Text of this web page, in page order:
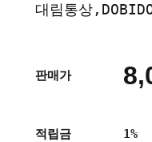
대림통상
판매가
적립금 1%